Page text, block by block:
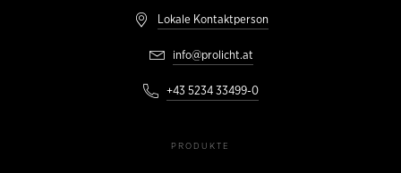
Lokale Kontaktperson
info@prolicht.at
+43 5234 33499-0
PRODUKTE